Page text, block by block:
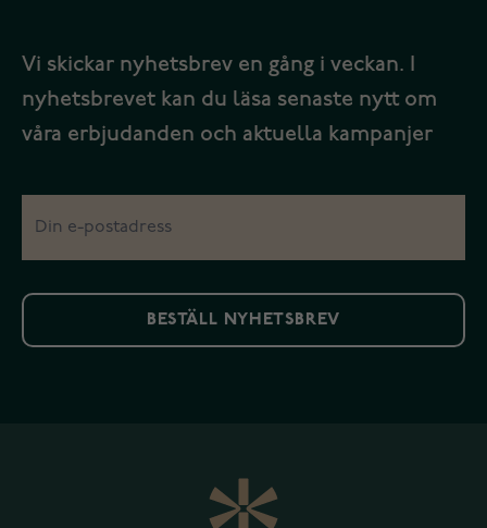
Vi skickar nyhetsbrev en gång i veckan. I
nyhetsbrevet kan du läsa senaste nytt om
våra erbjudanden och aktuella kampanjer
BESTÄLL NYHETSBREV